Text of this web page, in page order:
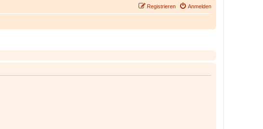
Anmelden
Registrieren